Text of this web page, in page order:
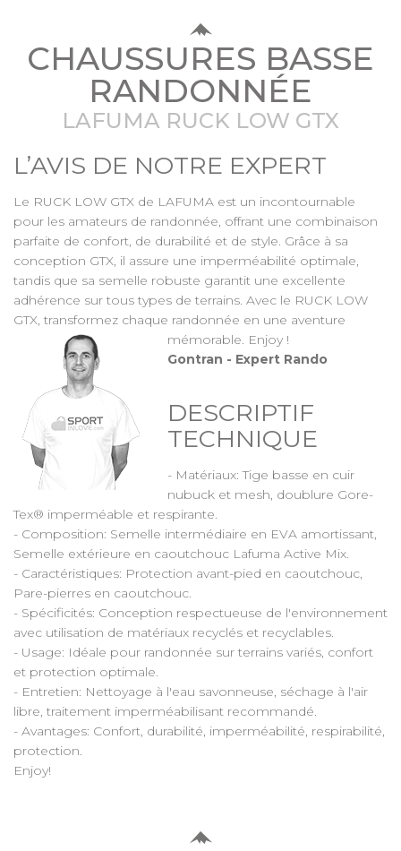
CHAUSSURES BASSE
RANDONNÉE
LAFUMA RUCK LOW GTX
L’AVIS DE NOTRE EXPERT
Le RUCK LOW GTX de LAFUMA est un incontournable
pour les amateurs de randonnée, offrant une combinaison
parfaite de confort, de durabilité et de style. Grâce à sa
conception GTX, il assure une imperméabilité optimale,
tandis que sa semelle robuste garantit une excellente
adhérence sur tous types de terrains. Avec le RUCK LOW
GTX, transformez chaque randonnée en une aventure
mémorable. Enjoy !
Gontran - Expert Rando
DESCRIPTIF
TECHNIQUE
- Matériaux: Tige basse en cuir
nubuck et mesh, doublure Gore-
Tex® imperméable et respirante.
- Composition: Semelle intermédiaire en EVA amortissant,
Semelle extérieure en caoutchouc Lafuma Active Mix.
- Caractéristiques: Protection avant-pied en caoutchouc,
Pare-pierres en caoutchouc.
- Spécificités: Conception respectueuse de l'environnement
avec utilisation de matériaux recyclés et recyclables.
- Usage: Idéale pour randonnée sur terrains variés, confort
et protection optimale.
- Entretien: Nettoyage à l'eau savonneuse, séchage à l'air
libre, traitement imperméabilisant recommandé.
- Avantages: Confort, durabilité, imperméabilité, respirabilité,
protection.
Enjoy!